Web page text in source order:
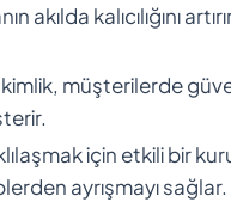
akılda kalıcılığını
müşterilerde
için etkili bir
ayrışmayı sağlar.